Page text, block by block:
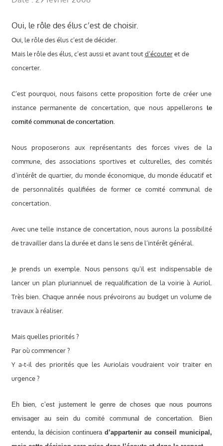
Oui, le rôle des élus c’est de choisir.
Oui, le rôle des élus c’est de décider.
Mais le rôle des élus, c’est aussi et avant toutd’écouteret de
concerter.
C’est pourquoi, nous faisons cette proposition forte de créer une
instance permanente de concertation, que nous appellerons le
comité communal de concertation.
Nous proposerons aux représentants des forces vives de la
commune, des associations sportives et culturelles, des comités
d’intérêt de quartier, du monde économique, du monde éducatif et
de personnalités qualifiées de former ce comité communal de
concertation.
Avec une telle instance de concertation, nous aurons la possibilité
de travailler dans la durée et dans le sens de l’intérêt général.
Je prends un exemple. Nous pensons qu’il est indispensable de
lancer un plan pluriannuel de requalification de la voirie à Auriol.
Très bien. Chaque année nous prévoirons au budget un volume de
travaux à réaliser.
Mais quelles priorités ?
Par où commencer ?
Y a-t-il des priorités que les Auriolais voudraient voir traiter en
urgence ?
Eh bien, c’est justement le genre de choses que nous pourrons
envisager au sein du comité communal de concertation. Bien
entendu, la décision continuera d’appartenir au conseil municipal,